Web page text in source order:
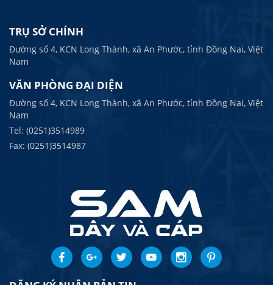
TRỤ SỞ CHÍNH
Đường số 4, KCN Long Thành, xã An Phước, tỉnh Đồng Nai, Việt
Nam
VĂN PHÒNG ĐẠI DIỆN
Đường số 4, KCN Long Thành, xã An Phước, tỉnh Đồng Nai, Việt
Nam
Tel: (0251)3514989
Fax: (0251)3514987